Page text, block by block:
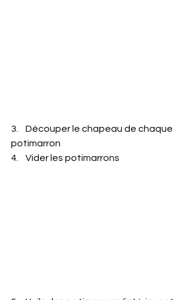
3.    Découper le chapeau de chaque
potimarron
4.    Vider les potimarrons